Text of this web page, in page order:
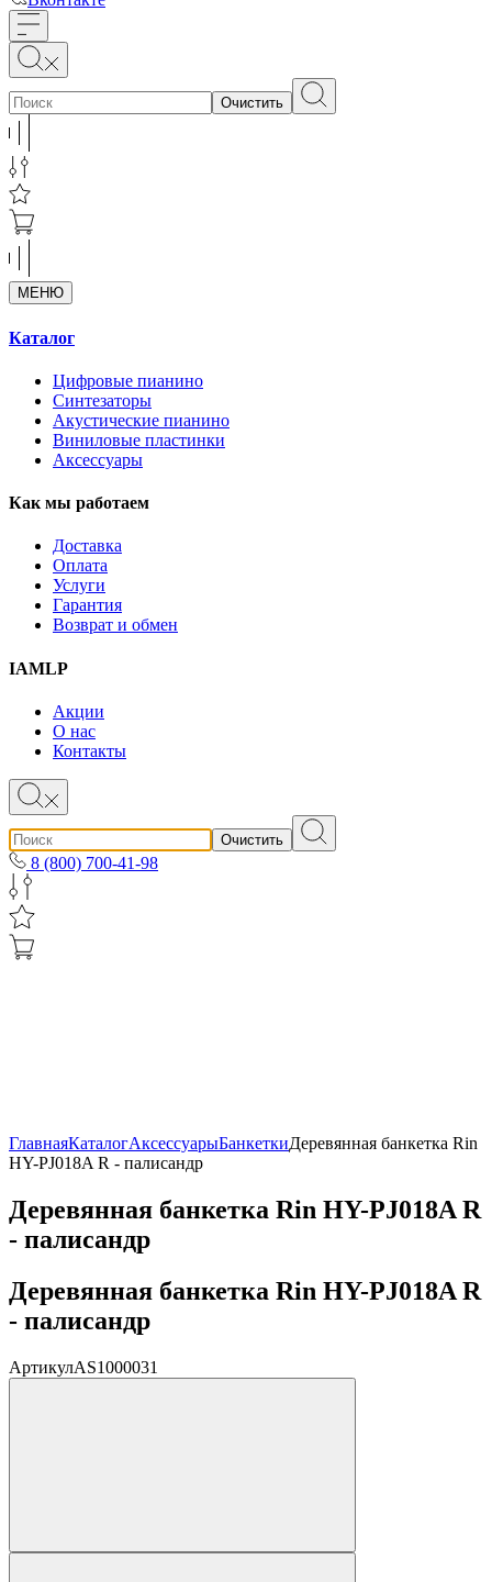
Очистить
МЕНЮ
Каталог
Цифровые пианино
Синтезаторы
Акустические пианино
Виниловые пластинки
Аксессуары
Как мы работаем
Доставка
Оплата
Услуги
Гарантия
Возврат и обмен
IAMLP
Акции
О нас
Контакты
Очистить
8 (800) 700-41-98
ГлавнаяКаталогАксессуарыБанкеткиДеревянная банкетка Rin
HY-PJ018A R - палисандр
Деревянная банкетка Rin HY-PJ018A R
- палисандр
Деревянная банкетка Rin HY-PJ018A R
- палисандр
АртикулAS1000031